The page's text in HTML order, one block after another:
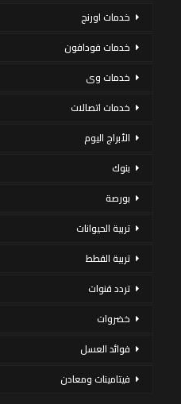
خدمات اورنج
خدمات فودافون
خدمات وى
خدمات اتصالات
الأبراج اليوم
بنوك
بورصة
تربية الحيوانات
تربية القطط
تردد قنوات
خضروات
فوائد العسل
فيتامينات ومعادن